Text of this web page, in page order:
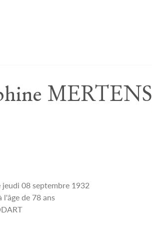
MERTENS
08 septembre 1932
l'âge de 78 ans